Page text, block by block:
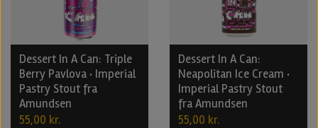
Dessert In A Can: Triple
Berry Pavlova · Imperial
Pastry Stout fra
Amundsen
55,00 kr.
Dessert In A Can:
Neapolitan Ice Cream ·
Imperial Pastry Stout
fra Amundsen
55,00 kr.